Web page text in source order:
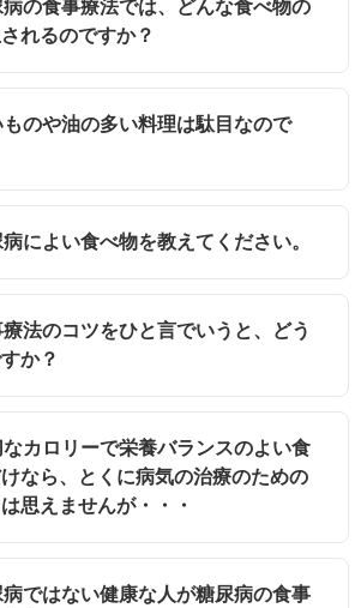
の食事療法では、どんな食べ物の
れるのですか？
のや油の多い料理は駄目なので
によい食べ物を教えてください。
法のコツをひと言でいうと、どう
か？
カロリーで栄養バランスのよい食
なら、とくに病気の治療のための
思えませんが・・・
ではない健康な人が糖尿病の食事